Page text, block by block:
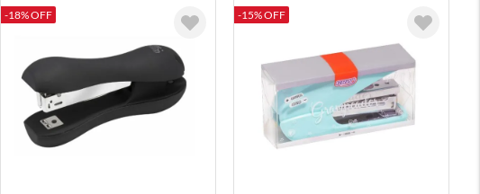
-18% OFF -15% OFF